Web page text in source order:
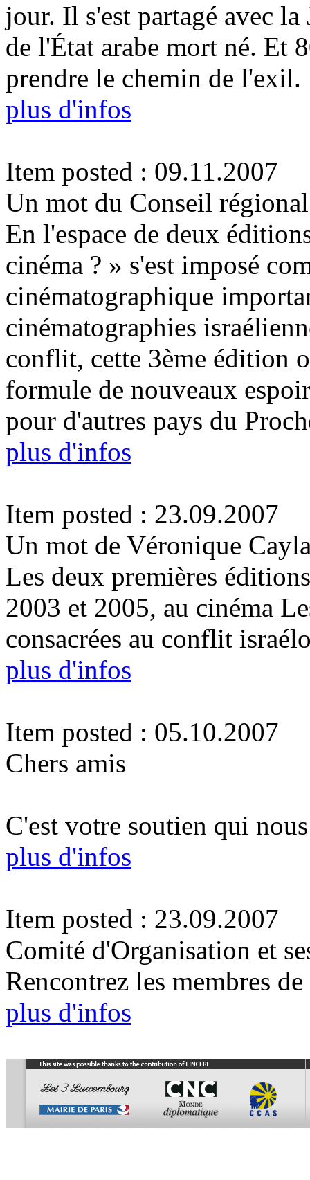
jour. Il s'est partagé avec
de l'État arabe mort né. Et
prendre le chemin de l'exil.
plus d'infos
Item posted : 09.11.2007
Un mot du Conseil
En l'espace de deux
cinéma ? » s'est imposé
cinématographique
cinématographies
conflit, cette 3ème édition
formule de nouveaux
pour d'autres pays du
plus d'infos
Item posted : 23.09.2007
Un mot de Véronique
Les deux premières
2003 et 2005, au cinéma
consacrées au conflit
plus d'infos
Item posted : 05.10.2007
Chers amis
C'est votre soutien qui
plus d'infos
Item posted : 23.09.2007
Comité d'Organisation et
Rencontrez les membres
plus d'infos